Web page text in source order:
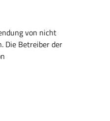
von nicht
Die Betreiber der